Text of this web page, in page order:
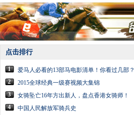
点击排行
1
爱马人必看的13部马电影清单！你看过几部？
2
2015全球经典一级赛视频大集锦
3
女骑坠亡16年方出新人，盘点香港女骑师！
4
中国人民解放军骑兵史